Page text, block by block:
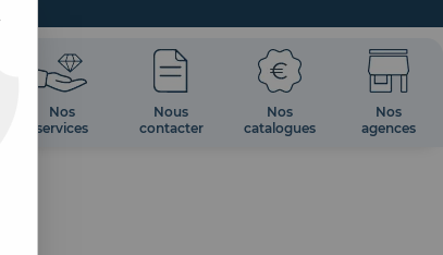
Nos
services
Nous
contacter
Nos
catalogues
Nos
agences